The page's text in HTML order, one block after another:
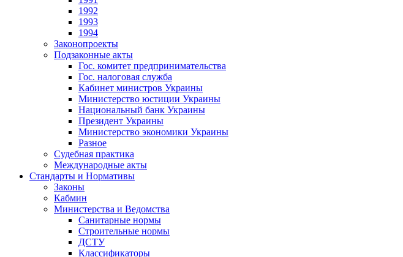
1992
1993
1994
Законопроекты
Подзаконные акты
Гос. комитет предпринимательства
Гос. налоговая служба
Кабинет министров Украины
Министерство юстиции Украины
Национальный банк Украины
Президент Украины
Министерство экономики Украины
Разное
Судебная практика
Международные акты
Стандарты и Нормативы
Законы
Кабмин
Министерства и Ведомства
Санитарные нормы
Строительные нормы
ДСТУ
Классификаторы